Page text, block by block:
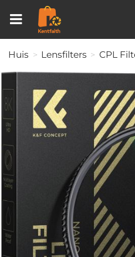
Huis Lensfilters CPL